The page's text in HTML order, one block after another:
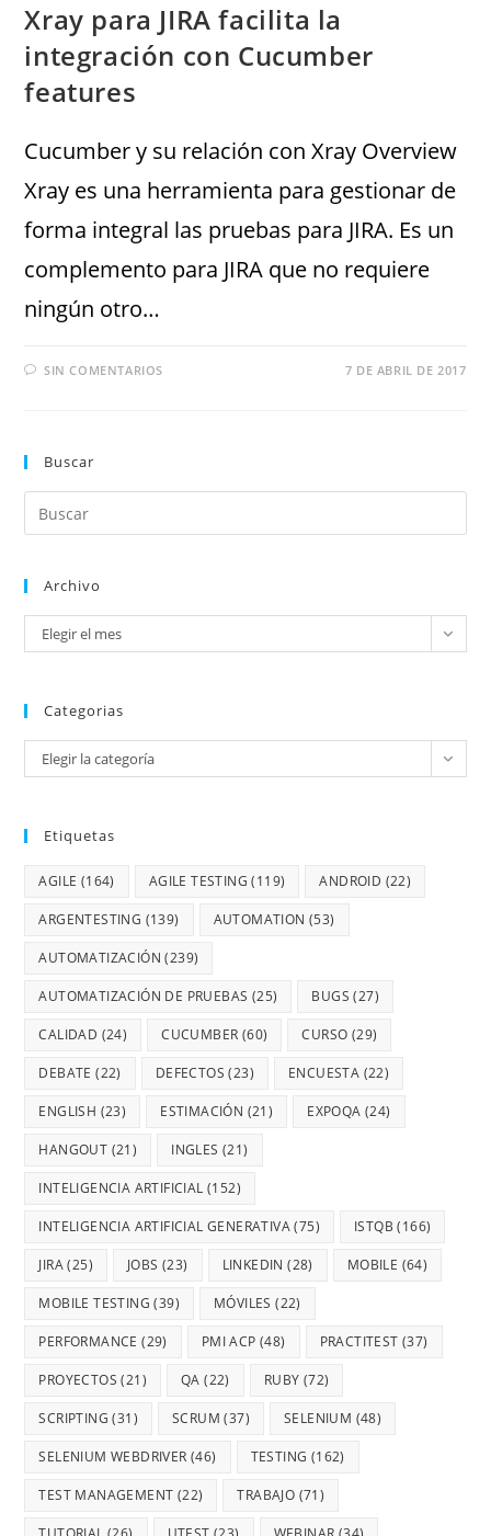
Xray para JIRA facilita la
integración con Cucumber
features
Cucumber y su relación con Xray Overview
Xray es una herramienta para gestionar de
forma integral las pruebas para JIRA. Es un
complemento para JIRA que no requiere
ningún otro…
SIN COMENTARIOS 7 DE ABRIL DE 2017
Buscar
Archivo
Elegir el mes
Categorias
Elegir la categoría
Etiquetas
AGILE (164) AGILE TESTING (119) ANDROID (22)
ARGENTESTING (139) AUTOMATION (53)
AUTOMATIZACIÓN (239)
AUTOMATIZACIÓN DE PRUEBAS (25) BUGS (27)
CALIDAD (24) CUCUMBER (60) CURSO (29)
DEBATE (22) DEFECTOS (23) ENCUESTA (22)
ENGLISH (23) ESTIMACIÓN (21) EXPOQA (24)
HANGOUT (21) INGLES (21)
INTELIGENCIA ARTIFICIAL (152)
INTELIGENCIA ARTIFICIAL GENERATIVA(75) ISTQB (166)
JIRA(25) JOBS (23) LINKEDIN (28) MOBILE (64)
MOBILE TESTING (39) MÓVILES (22)
PERFORMANCE (29) PMI ACP (48) PRACTITEST (37)
PROYECTOS (21) QA (22) RUBY (72)
SCRIPTING (31) SCRUM (37) SELENIUM (48)
SELENIUM WEBDRIVER (46) TESTING (162)
TEST MANAGEMENT (22) TRABAJO (71)